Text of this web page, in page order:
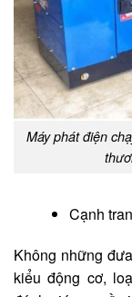
Máy phát điện
Cạnh
Không những
kiểu động cơ,